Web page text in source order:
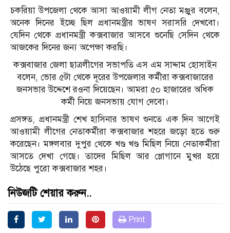
চকরিয়া উপজেলা থেকে আসা আওয়ামী লীগ নেতা মঞ্জুর বলেন,
অনেক দিনের ইচ্ছে ছিল প্রধানমন্ত্রীর ভাষণ সরাসরি দেখবো।
যেদিন থেকে প্রধানমন্ত্রী কক্সবাজার আসবে শুনেছি সেদিন থেকে
আজকের দিনের জন্য অপেক্ষা করছি।
কক্সবাজার জেলা ছাত্রলীগের সভাপতি এস এম সাদ্দাম হোসাইন
বলেন, ভোর ৫টা থেকে দূরের উপজেলার কর্মীরা কক্সবাজারের
জনসভার উদ্দেশে রওনা দিয়েছেন। আমরা ৫০ হাজারের অধিক
কর্মী নিয়ে জনসভায় যোগ দেবো।
প্রসঙ্গত, প্রধানমন্ত্রী শেখ হাসিনার ভাষণ শুনতে এক দিন আগেই
আওয়ামী লীগের নেতাকর্মীরা কক্সবাজার শহরে জড়ো হতে শুরু
করেছেন। মঙ্গলবার দুপুর থেকে খণ্ড খণ্ড মিছিল নিয়ে নেতাকর্মীরা
আসতে দেখা গেছে। তাদের মিছিল আর স্লোগানে মুখর হয়ে
উঠেছে পুরো কক্সবাজার শহর।
নিউজটি শেয়ার করুন..
Print